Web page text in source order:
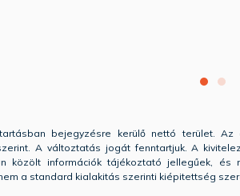
bejegyzésre kerülő nettó terület.
A változtatás jogát fenntartjuk. A
közölt információk tájékoztató jellegűek,
a standard kialakitás szerinti kiépitettség